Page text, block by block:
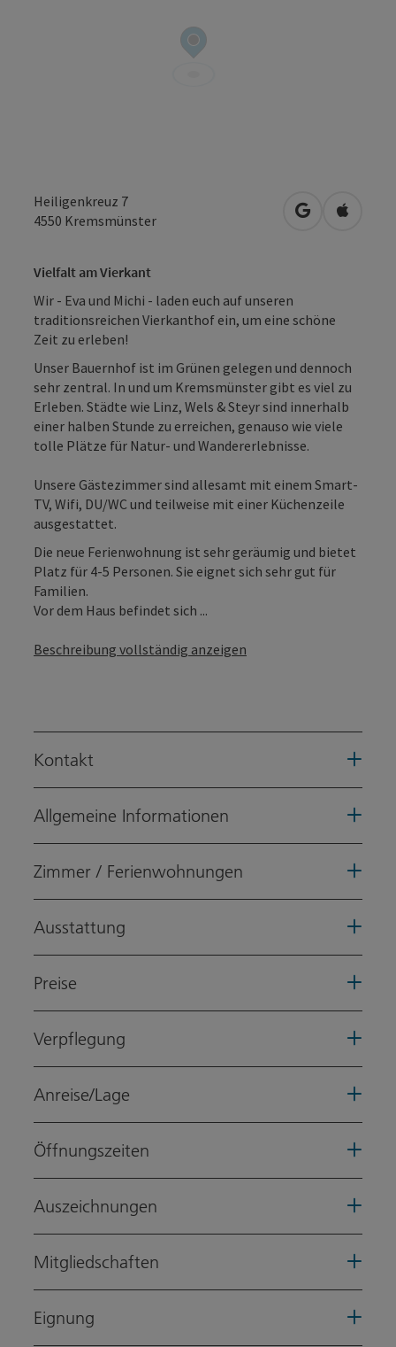
Heiligenkreuz 7
4550 Kremsmünster in Google
in
Vielfalt am Vierkant
Wir - Eva und Michi - laden euch auf unseren
traditionsreichen Vierkanthof ein, um eine schöne
Zeit zu erleben!
Unser Bauernhof ist im Grünen gelegen und dennoch
sehr zentral. In und um Kremsmünster gibt es viel zu
Erleben. Städte wie Linz, Wels & Steyr sind innerhalb
einer halben Stunde zu erreichen, genauso wie viele
tolle Plätze für Natur- und Wandererlebnisse.
Unsere Gästezimmer sind allesamt mit einem Smart-
TV, Wifi, DU/WC und teilweise mit einer Küchenzeile
ausgestattet.
Die neue Ferienwohnung ist sehr geräumig und bietet
Platz für 4-5 Personen. Sie eignet sich sehr gut für
Familien.
Vor dem Haus befindet sich ...
Beschreibung vollständig anzeigen
Kontakt
Allgemeine Informationen
Zimmer / Ferienwohnungen
Ausstattung
Preise
Verpflegung
Anreise/Lage
Öffnungszeiten
Auszeichnungen
Mitgliedschaften
Eignung